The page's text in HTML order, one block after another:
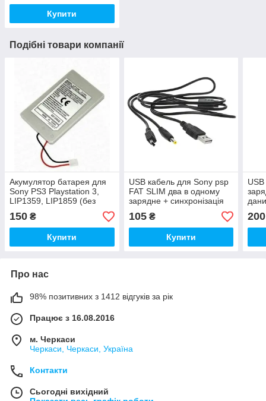
Купити
Подібні товари компанії
Акумулятор батарея для
Sony PS3 Playstation 3,
LIP1359, LIP1859 (без
кабеля)
150 ₴
Купити
USB кабель для Sony psp
FAT SLIM два в одному
зарядне + синхронізація
1000, 2000, 3000
105₴
Купити
200
Про нас
98% позитивних з 1412 відгуків за рік
Працює з 16.08.2016
м. Черкаси
Черкаси, Черкаси, Україна
Контакти
Сьогодні вихідний